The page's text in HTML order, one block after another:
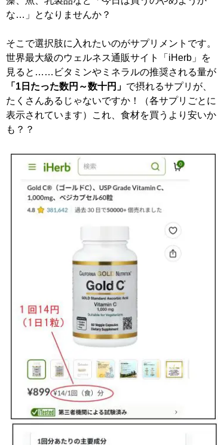
な…」となりませんか？
そこで選択肢に入れたいのがサプリメントです。
世界最大級のウェルネス通販サイト「iHerb」を
見ると……ビタミンやミネラルの推奨される量が
「1日たった数円～数十円」 で摂れるサプリが、
たくさんあるじゃないですか！（各サプリごとに
表示されています）これ、食材を買うより安いか
も？？